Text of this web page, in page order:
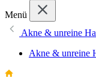
Menü
Akne & unreine
Akne & unreine